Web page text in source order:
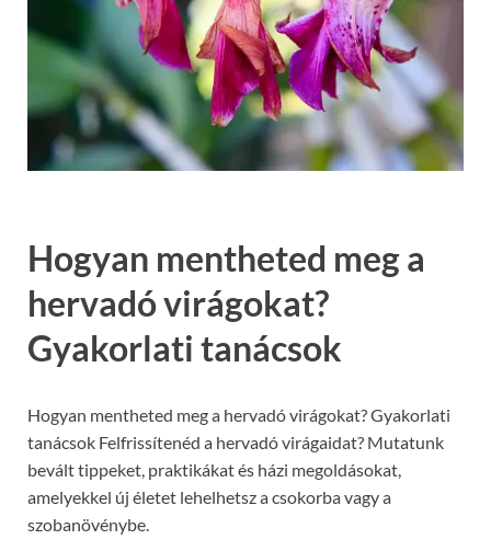
Hogyan mentheted meg a
hervadó virágokat?
Gyakorlati tanácsok
Hogyan mentheted meg a hervadó virágokat? Gyakorlati
tanácsok Felfrissítenéd a hervadó virágaidat? Mutatunk
bevált tippeket, praktikákat és házi megoldásokat,
amelyekkel új életet lehelhetsz a csokorba vagy a
szobanövénybe.